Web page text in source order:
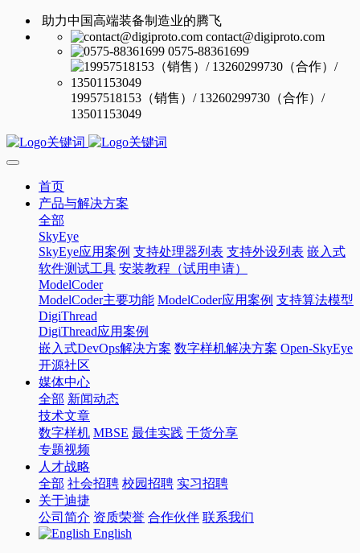
助力中国高端装备制造业的腾飞
contact@digiproto.com
0575-88361699
19957518153（销售）/ 13260299730（合作）/
13501153049
首页
产品与解决方案
全部
SkyEye
SkyEye应用案例 支持处理器列表 支持外设列表 嵌入式
软件测试工具 安装教程（试用申请）
ModelCoder
ModelCoder主要功能 ModelCoder应用案例 支持算法模型
DigiThread
DigiThread应用案例
嵌入式DevOps解决方案 数字样机解决方案 Open-SkyEye
开源社区
媒体中心
全部 新闻动态
技术文章
数字样机 MBSE 最佳实践 干货分享
专题视频
人才战略
全部 社会招聘 校园招聘 实习招聘
关于迪捷
公司简介 资质荣誉 合作伙伴 联系我们
English